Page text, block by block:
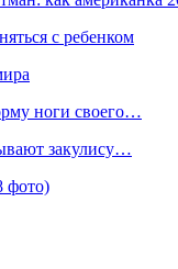
с ребенком
ноги своего…
закулису…
фото)